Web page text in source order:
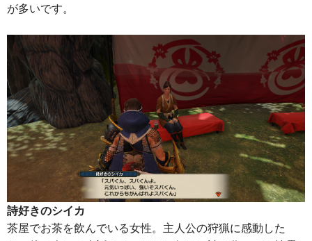
が多いです。
詩好きのシイカ
茶屋でお茶を飲んでいる女性。主人公の狩猟に感動した